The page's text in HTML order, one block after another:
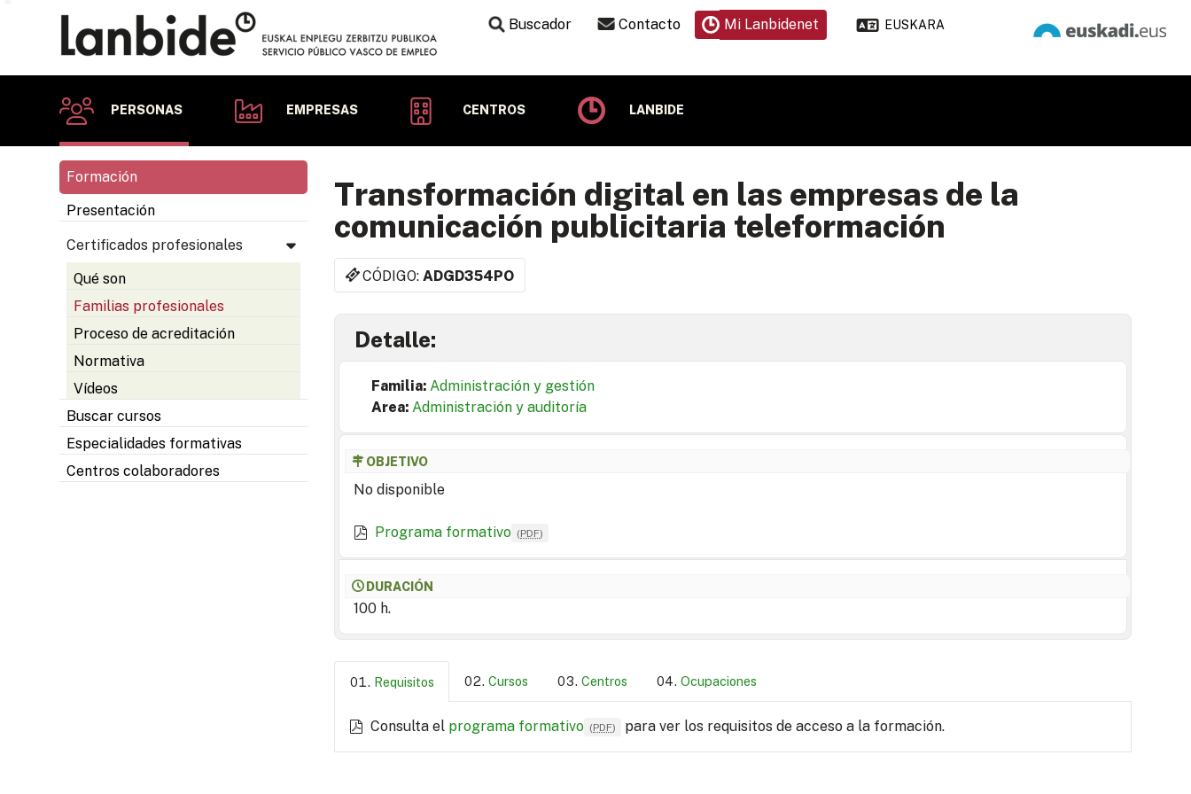
Buscador Contacto Mi Lanbidenet EUSKARA
PERSONAS EMPRESAS CENTROS LANBIDE
Formación
Presentación
Certificados profesionales
Qué son
Familias profesionales
Proceso de acreditación
Normativa
Vídeos
Buscar cursos
Especialidades formativas
Centros colaboradores
Transformación digital en las empresas de la
comunicación publicitaria teleformación
CÓDIGO:ADGD354PO
Detalle:
Familia: Administración y gestión
Area: Administración y auditoría
OBJETIVO
No disponible
Programa formativo (PDF)
DURACIÓN
100 h.
Requisitos Cursos Centros Ocupaciones
Consulta el programa formativo (PDF) para ver los requisitos de acceso a la formación.